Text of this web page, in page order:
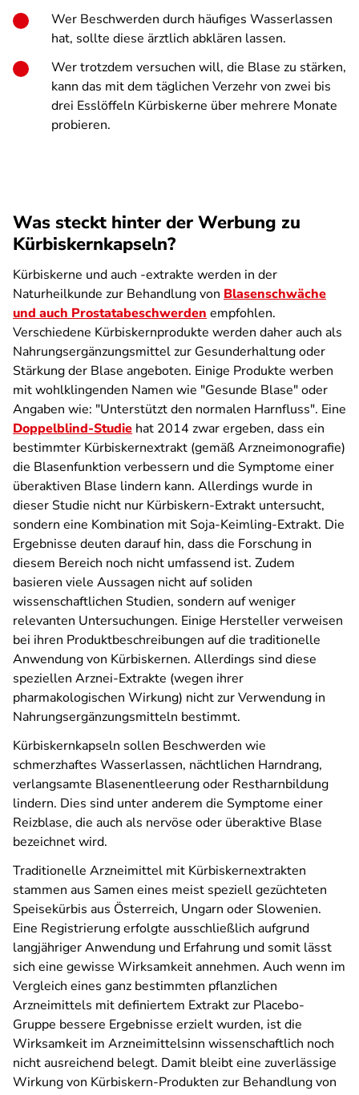
Wer Beschwerden durch häufiges Wasser­lassen
hat, sollte diese ärztlich abklären lassen.
Wer trotzdem versuchen will, die Blase zu stärken,
kann das mit dem täglichen Verzehr von zwei bis
drei Esslöffeln Kürbiskerne über mehrere Monate
probieren.
Was steckt hinter der Werbung zu
Kürbiskernkapseln?
Kürbiskerne und auch -extrakte werden in der
Naturheilkunde zur Behandlung von Blasenschwäche
und auch Prostata­beschwerden empfohlen.
Verschiedene Kürbiskern­produkte werden daher auch als
Nahrungsergänzungsmittel zur Gesunderhaltung oder
Stärkung der Blase angeboten. Einige Produkte werben
mit wohlklingenden Namen wie "Gesunde Blase" oder
Angaben wie: "Unterstützt den normalen Harnfluss". Eine
Doppelblind-Studie hat 2014 zwar ergeben, dass ein
bestimmter Kürbiskernextrakt (gemäß Arzneimonografie)
die Blasenfunktion verbessern und die Symptome einer
überaktiven Blase lindern kann. Allerdings wurde in
dieser Studie nicht nur Kürbiskern-Extrakt untersucht,
sondern eine Kombination mit Soja-Keimling-Extrakt. Die
Ergebnisse deuten darauf hin, dass die Forschung in
diesem Bereich noch nicht umfassend ist. Zudem
basieren viele Aussagen nicht auf soliden
wissenschaftlichen Studien, sondern auf weniger
relevanten Untersuchungen. Einige Hersteller verweisen
bei ihren Produktbeschreibungen auf die traditionelle
Anwendung von Kürbiskernen. Allerdings sind diese
speziellen Arznei-Extrakte (wegen ihrer
pharmakologischen Wirkung) nicht zur Verwendung in
Nahrungsergänzungsmitteln bestimmt.
Kürbiskernkapseln sollen Beschwerden wie
schmerzhaftes Wasserlassen, nächtlichen Harndrang,
verlangsamte Blasenentleerung oder Restharnbildung
lindern. Dies sind unter anderem die Symptome einer
Reizblase, die auch als nervöse oder überaktive Blase
bezeichnet wird.
Traditionelle Arzneimittel mit Kürbiskernextrakten
stammen aus Samen eines meist speziell gezüchteten
Speisekürbis aus Österreich, Ungarn oder Slowenien.
Eine Registrierung erfolgte ausschließlich aufgrund
langjähriger Anwendung und Erfahrung und somit lässt
sich eine gewisse Wirksamkeit annehmen. Auch wenn im
Vergleich eines ganz bestimmten pflanzlichen
Arzneimittels mit definiertem Extrakt zur Placebo-
Gruppe bessere Ergebnisse erzielt wurden, ist die
Wirksamkeit im Arzneimittel­sinn wissenschaftlich noch
nicht ausreichend belegt. Damit bleibt eine zuverlässige
Wirkung von Kürbiskern-Produkten zur Behandlung von